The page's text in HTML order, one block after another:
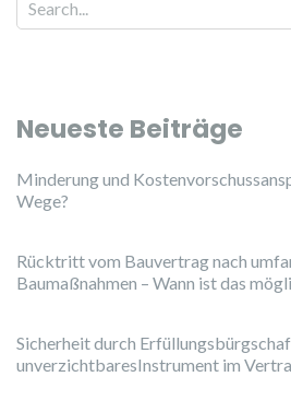
Neueste Beiträge
Minderung und
Wege?
Rücktritt vom Bauvertrag nach
Baumaßnahmen – Wann ist das
Sicherheit durch
unverzichtbaresInstrument im